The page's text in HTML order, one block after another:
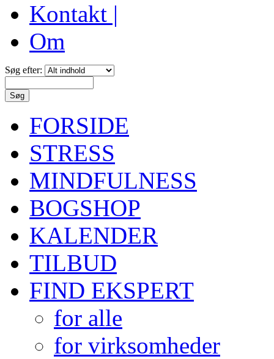
Kontakt |
Om
Søg efter:
FORSIDE
STRESS
MINDFULNESS
BOGSHOP
KALENDER
TILBUD
FIND EKSPERT
for alle
for virksomheder